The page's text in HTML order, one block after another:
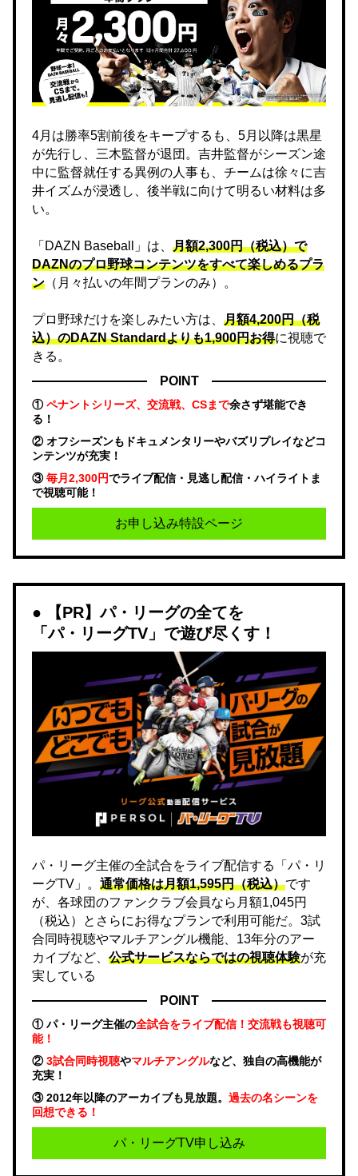
4月は勝率5割前後をキープするも、5月以降は黒星
が先行し、三木監督が退団。吉井監督がシーズン途
中に監督就任する異例の人事も、チームは徐々に吉
井イズムが浸透し、後半戦に向けて明るい材料は多
い。
「DAZN Baseball」は、 月額2,300円（税込）で
DAZNのプロ野球コンテンツをすべて楽しめるプラ
ン （月々払いの年間プランのみ）。
プロ野球だけを楽しみたい方は、 月額4,200円（税
込）のDAZN Standard​よりも1,900円お得に視聴で
きる。
POINT
①ペナントシリーズ、交流戦、CSまで余さず堪能でき
る！
② オフシーズンもドキュメンタリーやバズリプレイなどコ
ンテンツが充実！
③毎月2,300円でライブ配信・見逃し配信・ハイライトま
で視聴可能！
お申し込み特設ページ
【PR】パ・リーグの全てを
「パ・リーグTV」で遊び尽くす！
パ・リーグ主催の全試合をライブ配信する「パ・リ
ーグTV」。 通常価格は月額1,595円（税込）です
が、各球団のファンクラブ会員なら月額1,045円
（税込）とさらにお得なプランで利用可能だ。3試
合同時視聴やマルチアングル機能、13年分のアー
カイブなど、 公式サービスならではの視聴体験が充
実している
POINT
① パ・リーグ主催の全試合をライブ配信！交流戦も視聴可
能！
②3試合同時視聴やマルチアングルなど、独自の高機能が
充実！
③ 2012年以降のアーカイブも見放題。 過去の名シーンを
回想できる！
パ・リーグTV申し込み